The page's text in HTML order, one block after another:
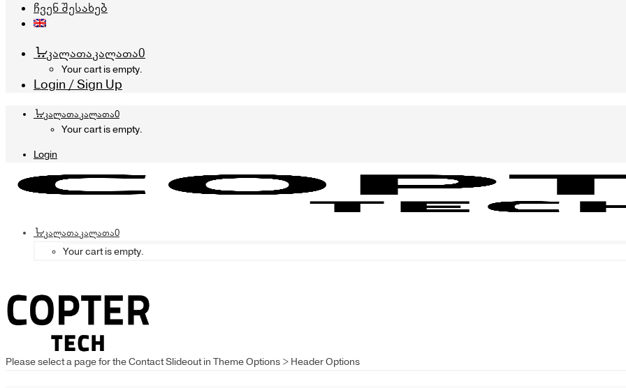
ჩვენ შესახებ
კალათაკალათა0
Your cart is empty.
Login / Sign Up
კალათაკალათა0
Your cart is empty.
Login
კალათაკალათა0
Your cart is empty.
Please select a page for the Contact Slideout in Theme Options > Header Options